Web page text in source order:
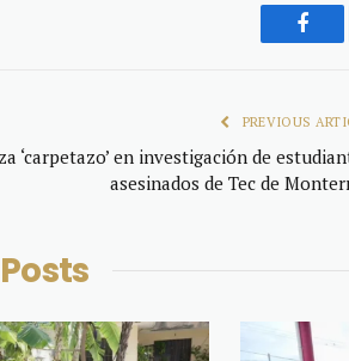
PREVIOUS
‘carpetazo’ en investigación de
asesinados de Tec de
Posts